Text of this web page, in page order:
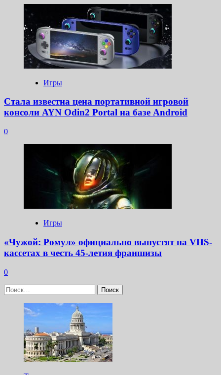
Игры
Стала известна цена портативной игровой
консоли AYN Odin2 Portal на базе Android
0
Игры
«Чужой: Ромул» официально выпустят на VHS-
кассетах в честь 45-летия франшизы
0
Найти: